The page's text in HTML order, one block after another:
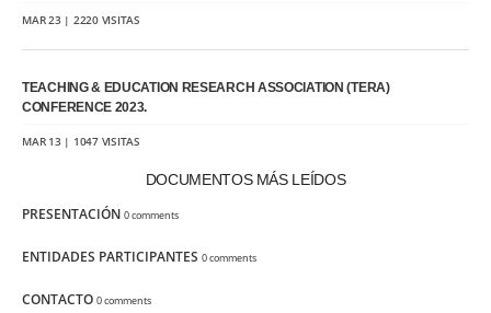
MAR 23 | 2220 VISITAS
TEACHING & EDUCATION RESEARCH ASSOCIATION (TERA)
CONFERENCE 2023.
MAR 13 | 1047 VISITAS
DOCUMENTOS MÁS LEÍDOS
PRESENTACIÓN 0 comments
ENTIDADES PARTICIPANTES 0 comments
CONTACTO 0 comments